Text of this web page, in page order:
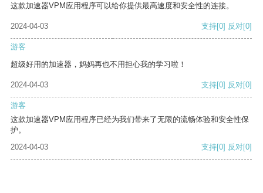
这款加速器VPM应用程序可以给你提供最高速度和安全性的连接。
2024-04-03 支持[0] 反对[0]
游客
超级好用的加速器，妈妈再也不用担心我的学习啦！
2024-04-03 支持[0] 反对[0]
游客
这款加速器VPM应用程序已经为我们带来了无限的流畅体验和安全性保
护。
2024-04-03
支持[0] 反对[0]